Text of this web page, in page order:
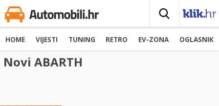
HOME VIJESTI TUNING RETRO EV-ZONA OGLASNIK
Novi ABARTH